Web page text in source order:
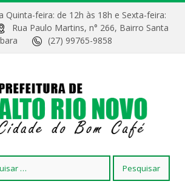
Quinta-feira: de 12h às 18h e Sexta-feira:
Rua Paulo Martins, n° 266, Bairro Santa
(27) 99765-9858